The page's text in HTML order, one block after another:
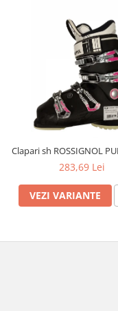
Clapari sh ROSSIGNOL
283,69 Lei
VEZI VARIANTE